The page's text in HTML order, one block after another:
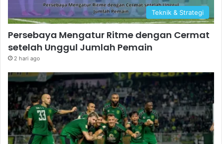
Teknik & Strategi
Persebaya Mengatur Ritme dengan Cermat
setelah Unggul Jumlah Pemain
2 hari ago